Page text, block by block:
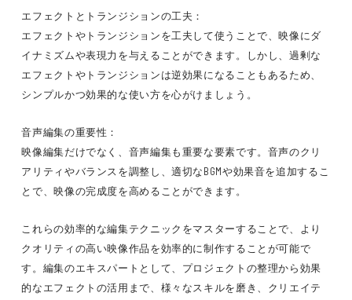
エフェクトとトランジションの工夫：
エフェクトやトランジションを工夫して使うことで、映像にダ
イナミズムや表現力を与えることができます。しかし、過剰な
エフェクトやトランジションは逆効果になることもあるため、
シンプルかつ効果的な使い方を心がけましょう。
音声編集の重要性：
映像編集だけでなく、音声編集も重要な要素です。音声のクリ
アリティやバランスを調整し、適切なBGMや効果音を追加するこ
とで、映像の完成度を高めることができます。
これらの効率的な編集テクニックをマスターすることで、より
クオリティの高い映像作品を効率的に制作することが可能で
す。編集のエキスパートとして、プロジェクトの整理から効果
的なエフェクトの活用まで、様々なスキルを磨き、クリエイテ